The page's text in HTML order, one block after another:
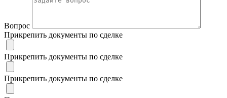
Вопрос
Прикрепить документы по сделке
Прикрепить документы по сделке
Прикрепить документы по сделке